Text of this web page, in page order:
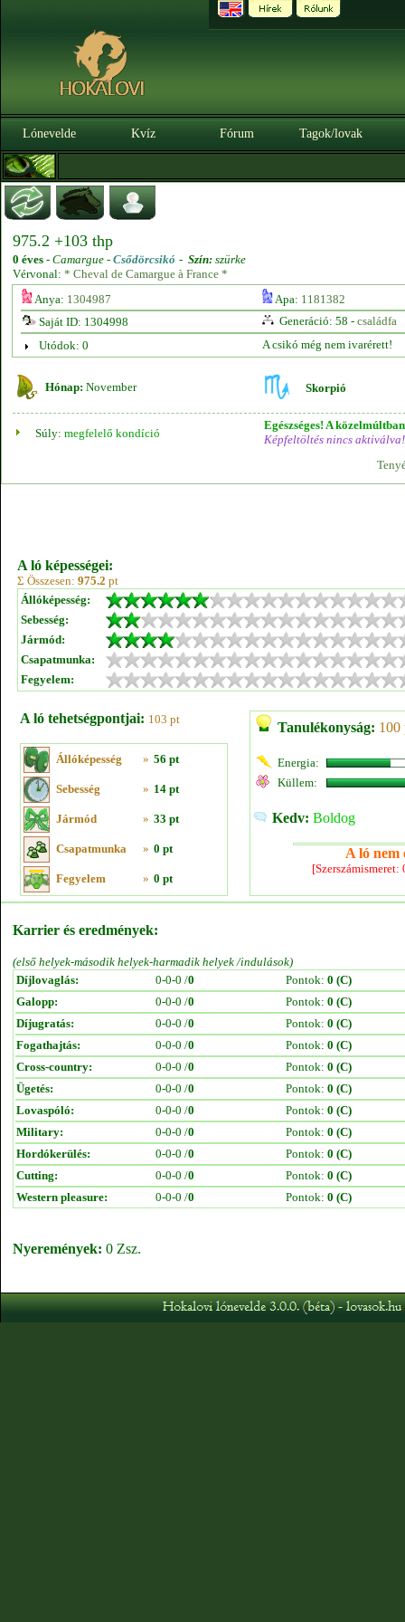
Lónevelde Kvíz Fórum Tagok/lovak
975.2 +103 thp
0 éves - Camargue - Csődörcsikó - Szín: szürke
Vérvonal: * Cheval de Camargue à France *
Anya: 1304987 Apa: 1181382
Saját ID: 1304998
Generáció: 58 - családfa
Utódok: 0
A csikó még nem ivarérett!
Hónap: November Skorpió
Súly: megfelelő kondíció
Egészséges! A
Képfeltöltés nincs aktiválva!
A ló képességei:
Σ Összesen: 975.2 pt
Állóképesség:
Sebesség:
Jármód:
Csapatmunka:
Fegyelem:
A ló tehetségpontjai: 103 pt
Állóképesség » 56 pt
Sebesség » 14 pt
Jármód » 33 pt
Csapatmunka » 0 pt
Fegyelem » 0 pt
Tanulékonyság: 100
Energia:
Küllem:
Kedv: Boldog
A ló nem
Karrier és eredmények:
(első helyek-második helyek-harmadik helyek /indulások)
Díjlovaglás:
0-0-0 /0 Pontok: 0 (C)
Galopp:
0-0-0 /0 Pontok: 0 (C)
Díjugratás:
0-0-0 /0 Pontok: 0 (C)
Fogathajtás:
0-0-0 /0 Pontok: 0 (C)
Cross-country:
0-0-0 /0 Pontok: 0 (C)
Ügetés:
0-0-0 /0 Pontok: 0 (C)
Lovaspóló:
0-0-0 /0 Pontok: 0 (C)
Military:
0-0-0 /0 Pontok: 0 (C)
Hordókerülés:
0-0-0 /0 Pontok: 0 (C)
Cutting:
0-0-0 /0 Pontok: 0 (C)
Western pleasure:
0-0-0 /0 Pontok: 0 (C)
Nyeremények: 0 Zsz.